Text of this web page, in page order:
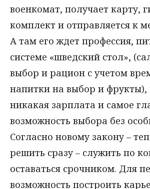
военкомат, получает карту,
комплект и отправляется к
А там его ждет профессия,
системе «шведский стол»,
выбор и рацион с учетом
напитки на выбор и фрукты),
никакая зарплата и самое
возможность выбора без
Согласно новому закону –
решить сразу – служить по
оставаться срочником. Для
возможность построить